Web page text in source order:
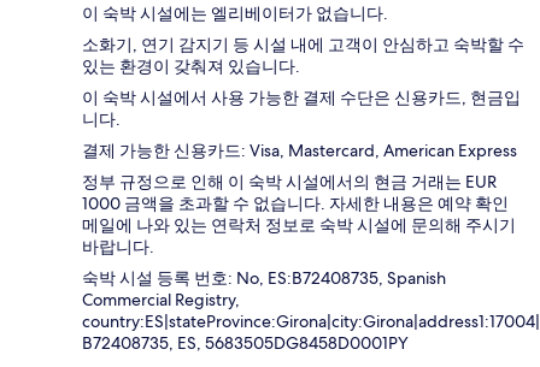
이 숙박 시설에는 엘리베이터가 없습니다.
소화기, 연기 감지기 등 시설 내에 고객이 안심하고 숙박할 수
있는 환경이 갖춰져 있습니다.
이 숙박 시설에서 사용 가능한 결제 수단은 신용카드, 현금입
니다.
결제 가능한 신용카드: Visa, Mastercard, American Express
정부 규정으로 인해 이 숙박 시설에서의 현금 거래는 EUR
1000 금액을 초과할 수 없습니다. 자세한 내용은 예약 확인
메일에 나와 있는 연락처 정보로 숙박 시설에 문의해 주시기
바랍니다.
숙박 시설 등록 번호: No, ES:B72408735, Spanish
Commercial Registry,
B72408735, ES, 5683505DG8458D0001PY